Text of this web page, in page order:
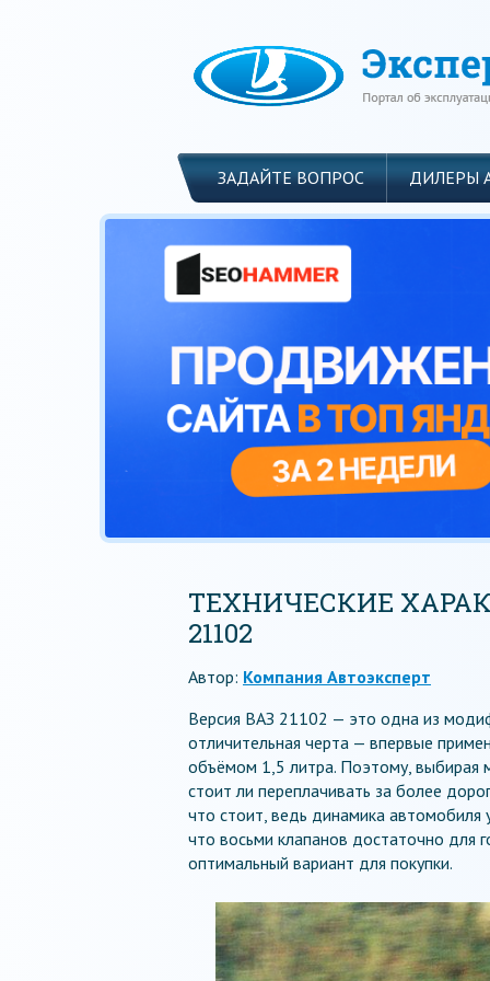
ЗАДАЙТЕ ВОПРОС ДИЛЕРЫ
ТЕХНИЧЕСКИЕ
21102
Автор: Компания Автоэксперт
Версия ВАЗ 21102 — это одна из
отличительная черта — впервые
объёмом 1,5 литра. Поэтому, выбирая
стоит ли переплачивать за более
что стоит, ведь динамика автомобиля
что восьми клапанов достаточно для
оптимальный вариант для покупки.